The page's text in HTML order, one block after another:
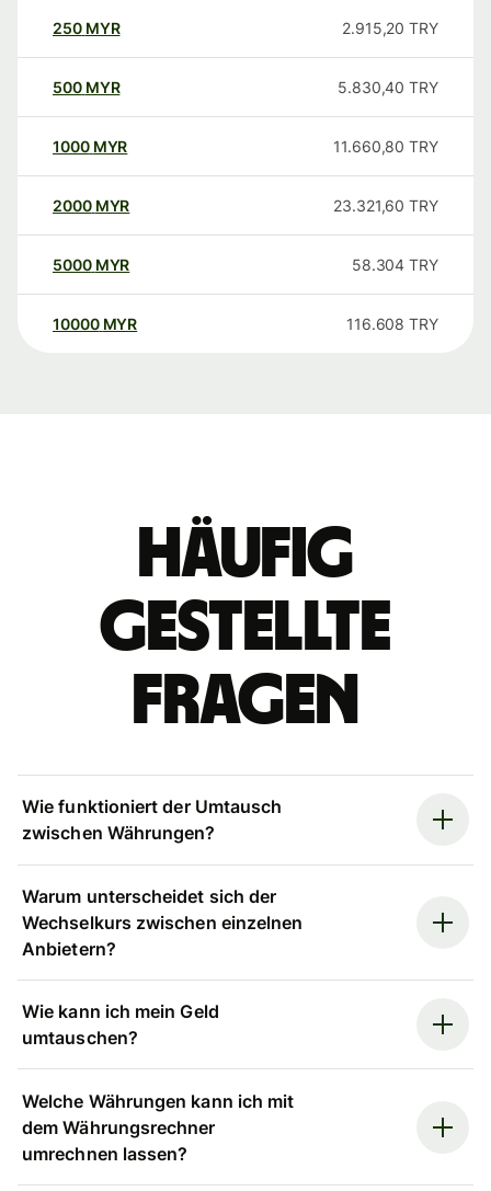
250 MYR 2.915,20 TRY
500 MYR 5.830,40 TRY
1000 MYR 11.660,80 TRY
2000 MYR 23.321,60 TRY
5000 MYR 58.304 TRY
10000 MYR 116.608 TRY
Häufig
gestellte
Fragen
Wie funktioniert der Umtausch
zwischen Währungen?
Warum unterscheidet sich der
Wechselkurs zwischen einzelnen
Anbietern?
Wie kann ich mein Geld
umtauschen?
Welche Währungen kann ich mit
dem Währungsrechner
umrechnen lassen?